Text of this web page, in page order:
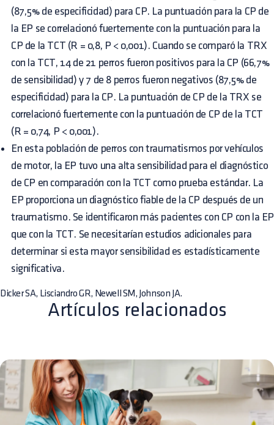
(87,5% de especificidad) para CP. La puntuación para la CP de
la EP se correlacionó fuertemente con la puntuación para la
CP de la TCT (R = 0,8, P < 0,001). Cuando se comparó la TRX
con la TCT, 14 de 21 perros fueron positivos para la CP (66,7%
de sensibilidad) y 7 de 8 perros fueron negativos (87,5% de
especificidad) para la CP. La puntuación de CP de la TRX se
correlacionó fuertemente con la puntuación de CP de la TCT
(R = 0,74, P < 0,001).
En esta población de perros con traumatismos por vehículos
de motor, la EP tuvo una alta sensibilidad para el diagnóstico
de CP en comparación con la TCT como prueba estándar. La
EP proporciona un diagnóstico fiable de la CP después de un
traumatismo. Se identificaron más pacientes con CP con la EP
que con la TCT. Se necesitarían estudios adicionales para
determinar si esta mayor sensibilidad es estadísticamente
significativa.
Dicker SA, Lisciandro GR, Newell SM, Johnson JA.
Artículos relacionados